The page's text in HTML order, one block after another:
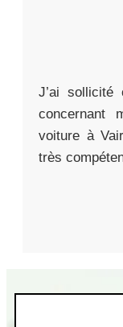
J’ai sollicité
concernant
voiture à
très